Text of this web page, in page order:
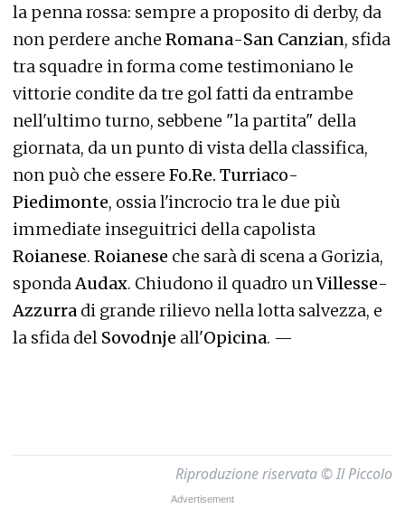
la penna rossa: sempre a proposito di derby, da
non perdere anche Romana-San Canzian, sfida
tra squadre in forma come testimoniano le
vittorie condite da tre gol fatti da entrambe
nell'ultimo turno, sebbene "la partita" della
giornata, da un punto di vista della classifica,
non può che essere Fo.Re. Turriaco-
Piedimonte, ossia l'incrocio tra le due più
immediate inseguitrici della capolista
Roianese. Roianese che sarà di scena a Gorizia,
spondaAudax. Chiudono il quadro unVillesse-
Azzurra di grande rilievo nella lotta salvezza, e
la sfida del Sovodnje all'Opicina. —
Riproduzione riservata © Il Piccolo